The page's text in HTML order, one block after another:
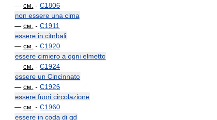
— см. - C1806
non essere una cima
— см. - C1911
essere in citnbali
— см. - C1920
essere cimiero a ogni elmetto
— см. - C1924
essere un Cincinnato
— см. - C1926
essere fuori circolazione
— см. - C1960
essere in coda di qd